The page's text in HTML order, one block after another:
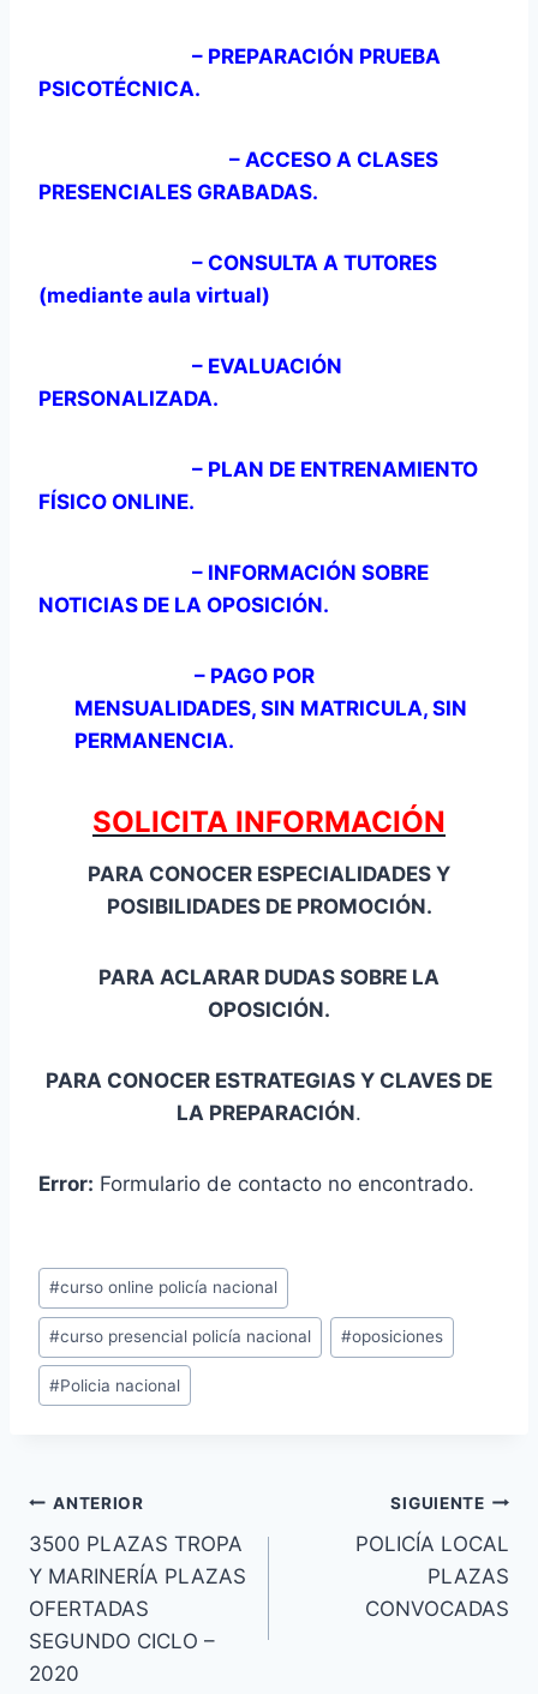
– PREPARACIÓN PRUEBA
PSICOTÉCNICA.
– ACCESO A CLASES
PRESENCIALES GRABADAS.
– CONSULTA A TUTORES
(mediante aula virtual)
– EVALUACIÓN
PERSONALIZADA.
– PLAN DE ENTRENAMIENTO
FÍSICO ONLINE.
– INFORMACIÓN SOBRE
NOTICIAS DE LA OPOSICIÓN.
– PAGO POR
MENSUALIDADES, SIN MATRICULA, SIN
PERMANENCIA.
SOLICITA INFORMACIÓN
PARA CONOCER ESPECIALIDADES Y
POSIBILIDADES DE PROMOCIÓN.
PARA ACLARAR DUDAS SOBRE LA
OPOSICIÓN.
PARA CONOCER ESTRATEGIAS Y CLAVES DE
LA PREPARACIÓN.
Error: Formulario de contacto no encontrado.
Etiquetas
de
la
entrada:
#curso online policía nacional
#curso presencial policía nacional #oposiciones
#Policia nacional
Navegación
de
entradas
ANTERIOR
3500 PLAZAS TROPA
Y MARINERÍA PLAZAS
OFERTADAS
SEGUNDO CICLO –
2020
SIGUIENTE
POLICÍA LOCAL
PLAZAS
CONVOCADAS